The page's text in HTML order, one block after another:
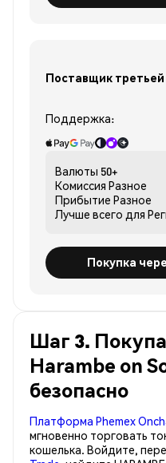
Поставщик
Поддержка:
Валюты 50+
Комиссия Разное
Прибытие Разное
Лучше всего для
Покупка
Шаг 3.
Harambe on
безопасно
Платформа Phemex
мгновенно торговать
кошелька. Войдите,